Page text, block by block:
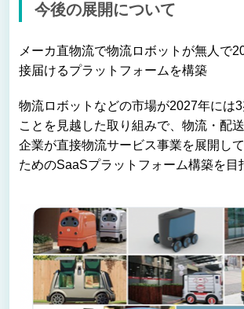
今後の展開について
メーカ直物流で物流ロボットが無人で
接届けるプラットフォームを構築
物流ロボットなどの市場が2027年には
ことを見越した取り組みで、物流・配
企業が直接物流サービス事業を展開し
ためのSaaSプラットフォーム構築を目